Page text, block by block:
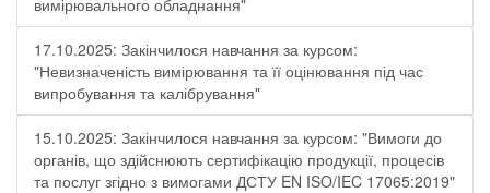
вимірювального обладнання"
17.10.2025: Закінчилося навчання за курсом:
"Невизначеність вимірювання та її оцінювання під час
випробування та калібрування"
15.10.2025: Закінчилося навчання за курсом: "Вимоги до
органів, що здійснюють сертифікацію продукції, процесів
та послуг згідно з вимогами ДСТУ EN ISO/IEC 17065:2019"